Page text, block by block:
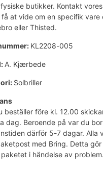
butikker. Kontakt
at vide om en specifik vare
eller Thisted.
KL2208-005
A. Kjærbede
Solbriller
beställer före kl. 12.00
dag. Beroende på var du
därför 5-7 dagar. Alla
med Bring. Detta
i händelse av problem.